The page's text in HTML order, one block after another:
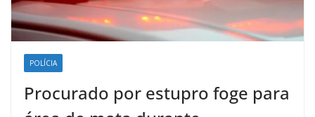
POLÍCIA
Procurado por estupro foge para